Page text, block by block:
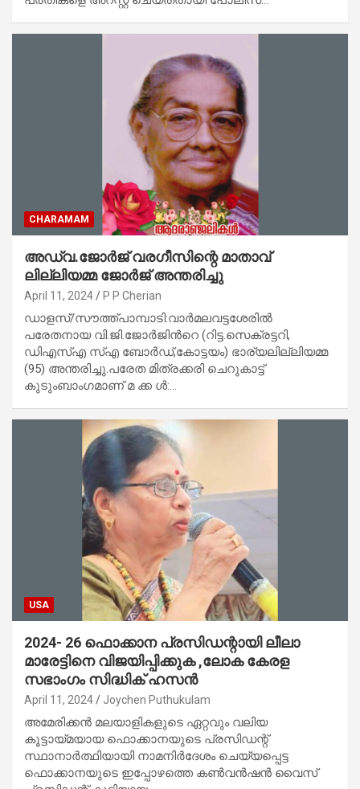
CHARAMAM
അഡ്വ.ജോർജ് വരഗീസിന്റെ മാതാവ്
ലില്ലിയമ്മ ജോർജ് അന്തരിച്ചു
April 11, 2024 P P Cherian
ഡാളസ്/സൗത്ത്പാമ്പാടി:വാർമലവട്ടശേരിൽ
പരേതനായ വി.ജി.ജോർജിന്‍റെ (റിട്ട.സെക്രട്ടറി,
ഡിഎസ്എ സ്എ ബോർഡ്,കോട്ടയം) ഭാര്യലില്ലിയമ്മ
(95) അന്തരിച്ചു.പരേത മിത്രക്കരി ചെറുകാട്ട്
കുടുംബാംഗമാണ് മ ക്ക ൾ:…
USA
2024- 26 ഫൊക്കാന പ്രസിഡന്റായി ലീലാ
മാരേട്ടിനെ വിജയിപ്പിക്കുക ,ലോക കേരള
സഭാംഗം സിദ്ധിക് ഹസന്‍
April 11, 2024 Joychen Puthukulam
അമേരിക്കന്‍ മലയാളികളുടെ ഏറ്റവും വലിയ
കൂട്ടായ്മയായ ഫൊക്കാനയുടെ പ്രസിഡന്റ്
സ്ഥാനാര്‍ത്ഥിയായി നാമനിര്‍ദേശം ചെയ്യപ്പെട്ട
ഫൊക്കാനയുടെ ഇപ്പോഴത്തെ കണ്‍വന്‍ഷന്‍ വൈസ്